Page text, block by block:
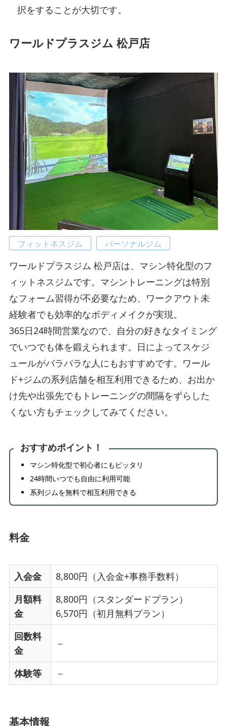
択をすることが大切です。
ワールドプラスジム 松戸店
フィットネスジム パーソナルジム
ワールドプラスジム 松戸店は、マシン特化型のフ
ィットネスジムです。マシントレーニングは特別
なフォーム習得が不必要なため、ワークアウト未
経験者でも効率的なボディメイクが実現。
365日24時間営業なので、自分の好きなタイミング
でいつでも体を鍛えられます。日によってスケジ
ュールがバラバラな人にもおすすめです。ワール
ド+ジムの系列店舗を相互利用できるため、お出か
け先や出張先でもトレーニングの間隔をずらした
くない方もチェックしてみてください。
おすすめポイント！
マシン特化型で初心者にもピッタリ
24時間いつでも自由に利用可能
系列ジムを無料で相互利用できる
料金
入会金
8,800円（入会金+事務手数料）
月額料
金
8,800円（スタンダードプラン）
6,570円（初月無料プラン）
回数料
金
－
体験等 －
基本情報